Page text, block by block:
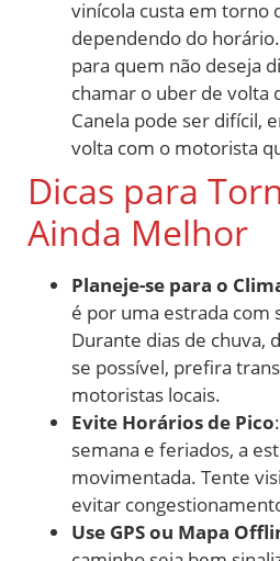
vinícola custa em torno
dependendo do
para quem não deseja
chamar o uber de volta
Canela pode ser difícil,
volta com o motorista
Dicas para
Ainda Melhor
Planeje-se para o
é por uma estrada com
Durante dias de chuva,
se possível, prefira
motoristas locais.
Evite Horários de Pico
semana e feriados, a
movimentada. Tente
evitar
Use GPS ou Mapa